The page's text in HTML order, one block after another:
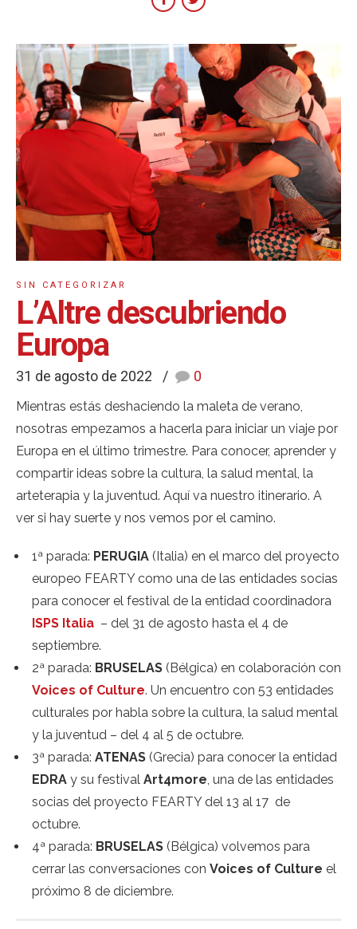
SIN CATEGORIZAR
L’Altre descubriendo
Europa
31 de agosto de 2022 0
Mientras estás deshaciendo la maleta de verano,
nosotras empezamos a hacerla para iniciar un viaje por
Europa en el último trimestre. Para conocer, aprender y
compartir ideas sobre la cultura, la salud mental, la
arteterapia y la juventud. Aquí va nuestro itinerario. A
ver si hay suerte y nos vemos por el camino.
1ª parada: PERUGIA (Italia) en el marco del proyecto
europeo FEARTY como una de las entidades socias
para conocer el festival de la entidad coordinadora
ISPS Italia – del 31 de agosto hasta el 4 de
septiembre.
2ª parada: BRUSELAS (Bélgica) en colaboración con
Voices of Culture. Un encuentro con 53 entidades
culturales por habla sobre la cultura, la salud mental
y la juventud – del 4 al 5 de octubre.
3ª parada: ATENAS (Grecia) para conocer la entidad
EDRA y su festival Art4more, una de las entidades
socias del proyecto FEARTY del 13 al 17 de
octubre.
4ª parada: BRUSELAS (Bélgica) volvemos para
cerrar las conversaciones con Voices of Culture el
próximo 8 de diciembre.